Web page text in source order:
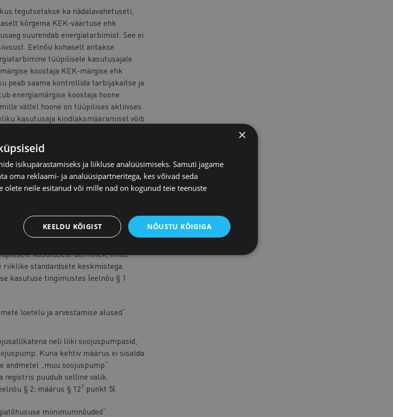
tegutsetakse ka nädalavahetuseti,
kõrgema KEK-väärtuse ehk
suurendab energiatarbimist. See ei
Eelnõu kohaselt antakse
tüüpilisele kasutusajale
koostaja KEK-märgise ehk
peab saama kontrollida tarbijakaitse ja
energiamärgise koostaja hoone
vältel hoone on tüüpilises aktiivses
kasutusaja kindlaksmääramisel võib
hoone kasutusgraafiku kohta
määrus § 11 lõige 3
kalibreeritud mudeli abil juhul, kui
otstarvete koosmõju ei pruugi
sammuna luuakse hoone
tegeliku energiatarbimisega. Mudeli
tehnosüsteemide tehnilisi
Kalibreerimine tähendab nende
vastab hoone tegelikele
mudel hoone tegelikku
kasutusele üleminek, mille
standardsete keskmistega.
kasutuse tingimustes (eelnõu § 1
loetelu ja arvestamise alused“
neli liiki soojuspumpasid,
Kuna kehtiv määrus ei sisalda
andmetel „muu soojuspump“
puudub selline valik.
§ 2; määrus § 121 punkt 5).
miinimumnõuded“
×
isikupärastamiseks ja liikluse analüüsimiseks. Samuti jagame
oma reklaami- ja analüüsipartneritega, kes võivad seda
olete neile esitanud või mille nad on kogunud teie teenuste
NÕUSTU KÕIGIGA
KEELDU KÕIGIST